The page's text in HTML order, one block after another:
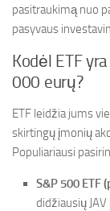
pasitraukimą nuo
pasyvaus
Kodėl ETF
000 eurų?
ETF leidžia jums
skirtingų įmonių
Populiariausi
S&P 500 ETF
didžiausių